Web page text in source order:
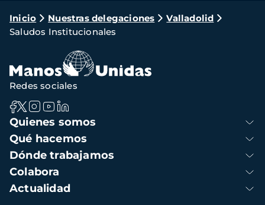
Ruta
de
navegación
Inicio Nuestras delegaciones
Valladolid
Saludos Institucionales
Navegación
principal
Quienes somos
Qué hacemos
Dónde trabajamos
Colabora
Actualidad
Redes sociales